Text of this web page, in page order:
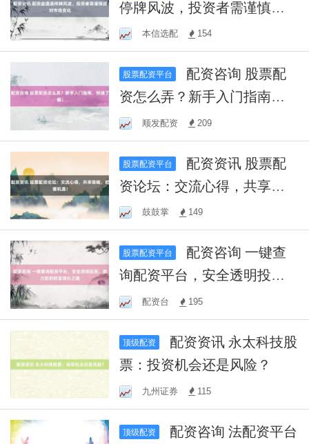
停牌风波，投资者需谨慎应
对市场变化
本信选配 154
股票配资平台
资怎么弄？新手入门指南，
快速了解！
顺发配资 209
股票配资平台
资论坛：交流心得，共享策
略，把握机遇！
鼓鼓掌 149
股票配资平台
询配资平台，安全透明投
资，助力您的财富增长之路
配资台 195
顶级配资
票：投资机会还是风险？
九州证券 115
顶级配资